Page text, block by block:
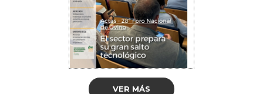
VER MÁS